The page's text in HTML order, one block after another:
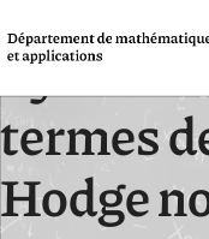
Symétrie
termes
Hodge